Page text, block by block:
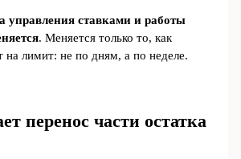
управления ставками и работы
. Меняется только то, как
на лимит: не по дням, а по неделе.
перенос части остатка